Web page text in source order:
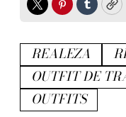
TwitterPinterest
Tumblr
REALEZA
OUTFIT DE
OUTFITS